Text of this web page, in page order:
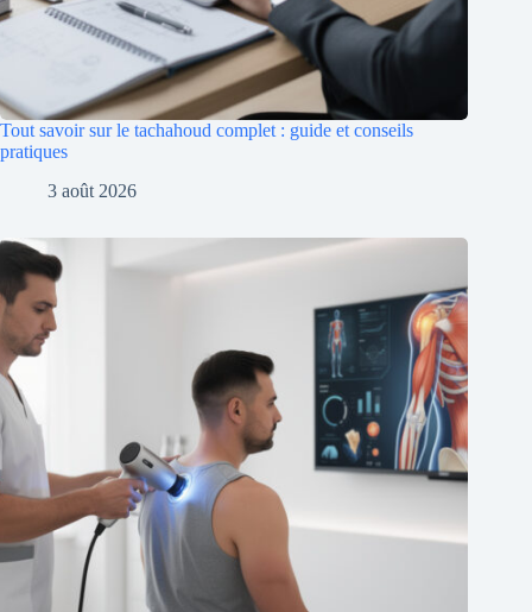
Tout savoir sur le tachahoud complet : guide et conseils
pratiques
3 août 2026